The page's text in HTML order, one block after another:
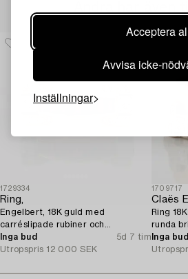
Acceptera
Avvisa icke-
Inställningar
1729334
Ring,
Engelbert, 18K guld med
carréslipade rubiner och
briljantslipade diamanter.
Inga bud
5d 7 tim
Utropspris 12 000 SEK
1709717
Claës
Ring
runda
Inga bud